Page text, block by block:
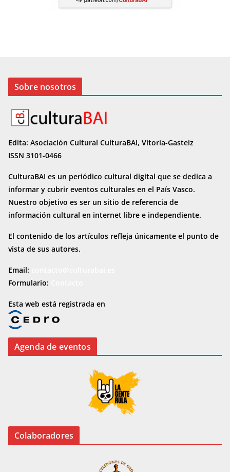
Sobre nosotros
Edita: Asociación Cultural CulturaBAI, Vitoria-Gasteiz
ISSN 3101-0466
CulturaBAI es un periódico cultural digital que se dedica a
informar y cubrir eventos culturales en el País Vasco.
Nuestro objetivo es ser un sitio de referencia de
información cultural en internet libre e independiente.
El contenido de los artículos refleja únicamente el punto de
vista de sus autores.
Email:
Formulario:
Esta web está registrada en
Agenda de eventos
Colaboradores